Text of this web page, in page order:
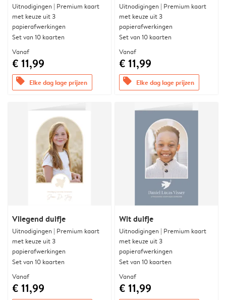
Uitnodigingen | Premium kaart
met keuze uit 3
papierafwerkingen
Set van 10 kaarten
Vanaf
€ 11,99
offers Elke dag lage prijzen
Uitnodigingen | Premium kaart
met keuze uit 3
papierafwerkingen
Set van 10 kaarten
Vanaf
€ 11,99
offers Elke dag lage prijzen
Vliegend duifje
Uitnodigingen | Premium kaart
met keuze uit 3
papierafwerkingen
Set van 10 kaarten
Vanaf
€ 11,99
Wit duifje
Uitnodigingen | Premium kaart
met keuze uit 3
papierafwerkingen
Set van 10 kaarten
Vanaf
€ 11,99